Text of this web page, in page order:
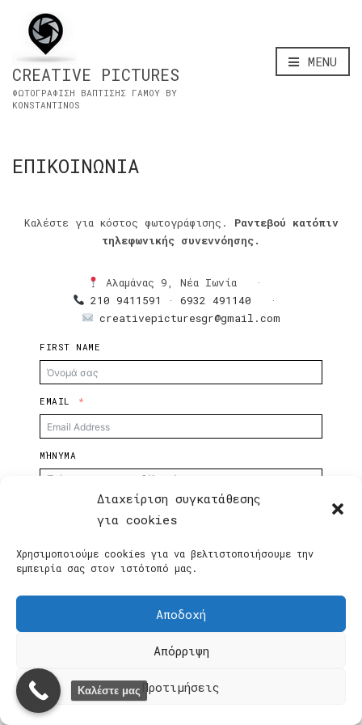
Διαχείριση συγκατάθεσης
για cookies
Χρησιμοποιούμε cookies για να βελτιστοποιήσουμε την
εμπειρία σας στον ιστότοπό μας.
Αποδοχή
Απόρριψη
Προτιμήσεις
CREATIVE PICTURES
ΦΩΤΟΓΡΑΦΙΣΗ ΒΑΠΤΙΣΗΣ ΓΑΜΟΥ BY
KONSTANTINOS
MENU
ΕΠΙΚΟΙΝΩΝΙΑ
Καλέστε για κόστος φωτογράφισης. Ραντεβού κατόπιν
τηλεφωνικής συνεννόησης.
Αλαμάνας 9, Νέα Ιωνία ·
210 9411591
·6932 491140 ·
creativepicturesgr@gmail.com
FIRST NAME
EMAIL
ΜΉΝΥΜΑ
Πολιτική Συναλλαγών
Προϋποθέσεις
© 2026 creativepictures |SmartSupport Group
παντός δικαιώματος.
Καλέστε μας